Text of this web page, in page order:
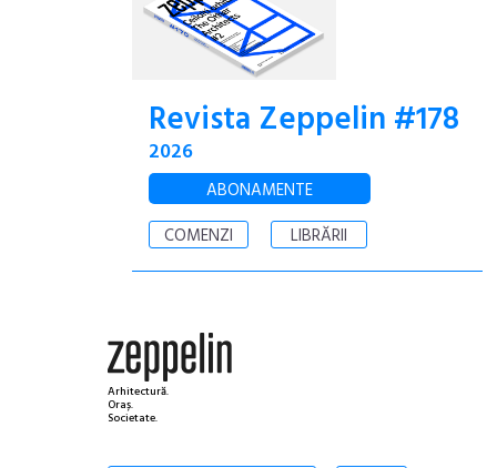
Revista Zeppelin #178
2026
ABONAMENTE
COMENZI
LIBRĂRII
Arhitectură.
Oraș.
Societate.